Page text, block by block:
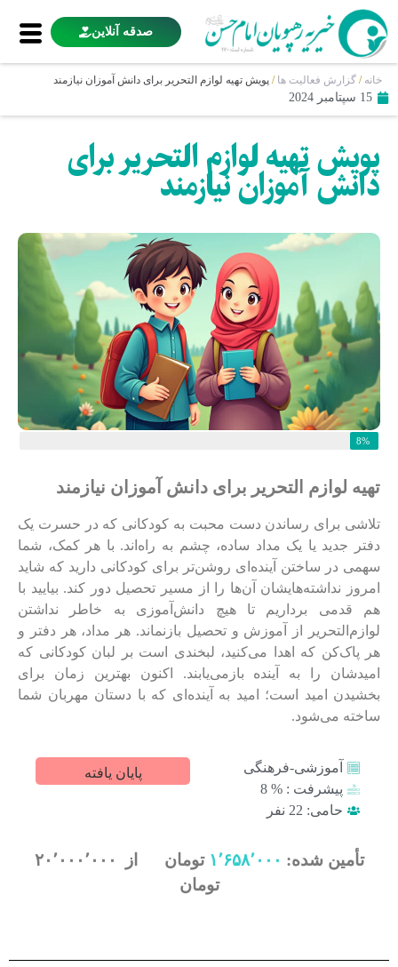
صدقه آنلاین
خانه / گزارش فعالیت ها / پویش تهیه لوازم التحریر برای دانش آموزان نیازمند
15 سپتامبر 2024
پویش تهیه لوازم التحریر برای
دانش آموزان نیازمند
8%
تهیه لوازم التحریر برای دانش آموزان نیازمند
تلاشی برای رساندن دست محبت به کودکانی که در حسرت یک
دفتر جدید یا یک مداد ساده، چشم به راه‌اند. با هر کمک، شما
سهمی در ساختن آینده‌ای روشن‌تر برای کودکانی دارید که شاید
امروز نداشته‌هایشان آن‌ها را از مسیر تحصیل دور کند. بیایید با
هم قدمی برداریم تا هیچ دانش‌آموزی به خاطر نداشتن
لوازم‌التحریر از آموزش و تحصیل بازنماند. هر مداد، هر دفتر و
هر پاک‌کن که اهدا می‌کنید، لبخندی است بر لبان کودکانی که
امیدشان را به آینده بازمی‌یابند. اکنون بهترین زمان برای
بخشیدن امید است؛ امید به آینده‌ای که با دستان مهربان شما
ساخته می‌شود.
آموزشی-فرهنگی
پیشرفت : % 8
حامی: 22 نفر
پایان یافته
تأمین شده: ۱٬۶۵۸٬۰۰۰
تومان از ۲۰٬۰۰۰٬۰۰۰
تومان